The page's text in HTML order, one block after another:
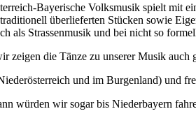
Bayerische Volksmusik spielt mit
überlieferten Stücken sowie
als Strassenmusik und bei nicht so
zeigen die Tänze zu unserer Musik auch
und im Burgenland) und
würden wir sogar bis Niederbayern